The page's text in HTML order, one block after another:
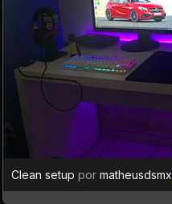
Clean setup por matheusdsmx